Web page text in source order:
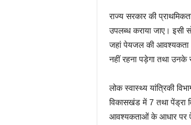
राज्य सरकार की
उपलब्ध कराया जाए। इसी
जहां पेयजल की आवश्यकता
नहीं रहना पड़ेगा तथा
लोक स्वास्थ्य यांत्रिकी
विकासखंड में 7 तथा पेंड्रा
आवश्यकताओं के आधार पर